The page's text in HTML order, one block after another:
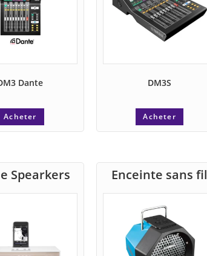
Dante
Acheter
DM3S
Acheter
Spearkers Enceinte sans fil